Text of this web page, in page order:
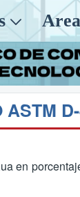
ASTM
en